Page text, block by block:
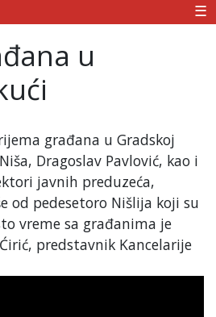
☰
u
građana u Gradskoj
Dragoslav Pavlović, kao i
javnih preduzeća,
od pedesetoro Nišlija koji su
vreme sa građanima je
predstavnik Kancelarije